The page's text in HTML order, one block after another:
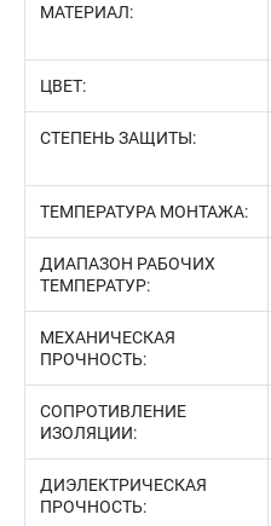
МАТЕРИАЛ:
ЦВЕТ:
СТЕПЕНЬ ЗАЩИТЫ:
ТЕМПЕРАТУРА МОНТАЖА:
ДИАПАЗОН РАБОЧИХ
ТЕМПЕРАТУР:
МЕХАНИЧЕСКАЯ
ПРОЧНОСТЬ:
СОПРОТИВЛЕНИЕ
ИЗОЛЯЦИИ:
ДИЭЛЕКТРИЧЕСКАЯ
ПРОЧНОСТЬ: